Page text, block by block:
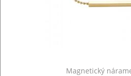
Magnetický